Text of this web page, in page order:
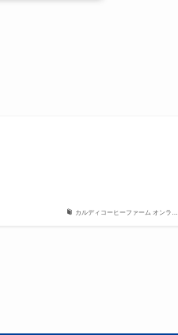
カルディコーヒーファーム オンラ…